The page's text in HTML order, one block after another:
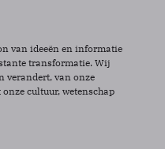
van ideeën en informatie
transformatie. Wij
verandert, van onze
cultuur, wetenschap